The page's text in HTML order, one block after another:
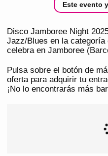
Este evento
Disco Jamboree Night
Jazz/Blues en la categoría
celebra en Jamboree
Pulsa sobre el botón de
oferta para adquirir tu
¡No lo encontrarás más